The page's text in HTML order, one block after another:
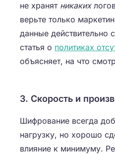
не хранят никаких
верьте только
данные действительно
статья о политиках
объясняет, на что
3. Скорость и
Шифрование всегда
нагрузку, но хорошо
влияние к минимуму.